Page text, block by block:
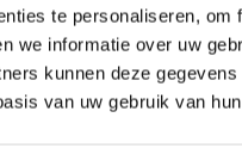
te personaliseren,
we informatie over uw
kunnen deze
van uw gebruik van